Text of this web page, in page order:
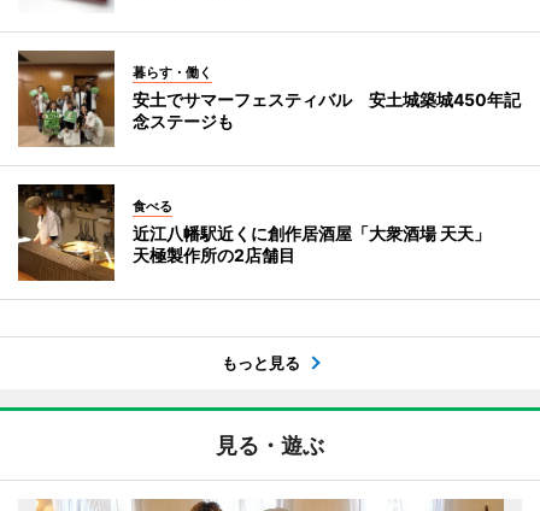
暮らす・働く
安土でサマーフェスティバル 安土城築城450年記
念ステージも
食べる
近江八幡駅近くに創作居酒屋「大衆酒場 天天」
天極製作所の2店舗目
もっと見る
見る・遊ぶ